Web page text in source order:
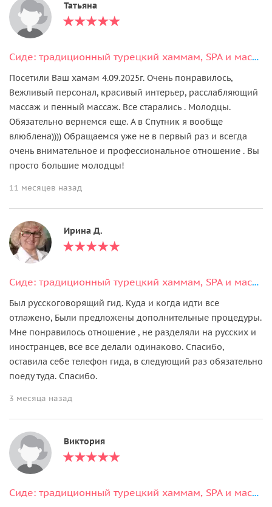
Татьяна
Сиде: традиционный турецкий хаммам, SPA и массаж
Посетили Ваш хамам 4.09.2025г. Очень понравилось,
Вежливый персонал, красивый интерьер, расслабляющий
массаж и пенный массаж. Все старались . Молодцы.
Обязательно вернемся еще. А в Спутник я вообще
влюблена)))) Обращаемся уже не в первый раз и всегда
очень внимательное и профессиональное отношение . Вы
просто большие молодцы!
11 месяцев назад
Ирина Д.
Сиде: традиционный турецкий хаммам, SPA и массаж
Был русскоговорящий гид. Куда и когда идти все
отлажено, Были предложены дополнительные процедуры.
Мне понравилось отношение , не разделяли на русских и
иностранцев, все все делали одинаково. Спасибо,
оставила себе телефон гида, в следующий раз обязательно
поеду туда. Спасибо.
3 месяца назад
Виктория
Сиде: традиционный турецкий хаммам, SPA и массаж